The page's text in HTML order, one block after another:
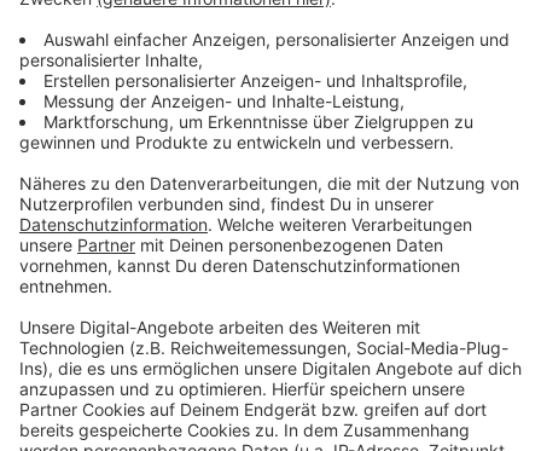
Das sagt die GEW Krefeld:
Anzeige
nur bedingt einverstanden - das hat er auf Anfrage
unserer Redaktion gesagt. Schulen sollten sich
stattdessen vermehrt mit der digitalen Welt
auseinandersetzen und über Chancen und Risiken
Hier findet ihr den ganzen Artikel zur GEW Krefeld.
Anzeige